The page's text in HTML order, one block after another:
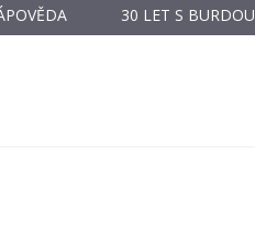
30 LET S BURDOU